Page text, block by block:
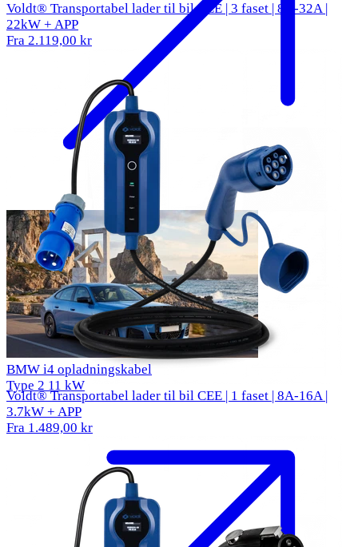
BMW i4 opladningskabel
Type 2 11 kW
Voldt® Transportabel lader til bil CEE | 3 faset | 8A-32A |
22kW + APP
Fra 2.119,00 kr
Voldt® Transportabel lader til bil CEE | 1 faset | 8A-16A |
3.7kW + APP
Fra 1.489,00 kr